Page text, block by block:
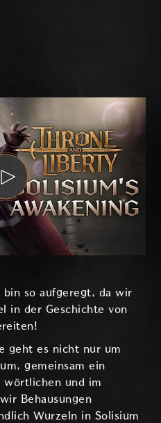
bin so aufgeregt, da wir
in der Geschichte von
geht es nicht nur um
gemeinsam ein
wörtlichen und im
Behausungen
Wurzeln in Solisium